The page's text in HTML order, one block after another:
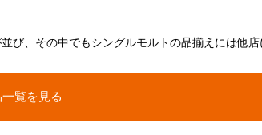
び、その中でもシングルモルトの品揃えには他
覧を見る